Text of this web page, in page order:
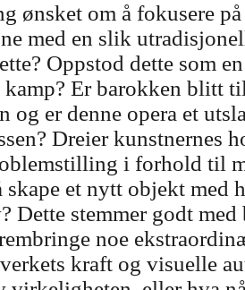
ønsket om å fokusere på
med en slik
Oppstod dette som
kamp? Er barokken blitt
og er denne opera et
Dreier kunstnernes
i forhold til
et nytt objekt med
Dette stemmer godt
noe
kraft og visuelle